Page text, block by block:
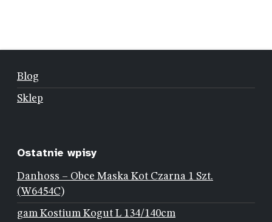
Blog
Sklep
Ostatnie wpisy
Danhoss – Obce Maska Kot Czarna 1 Szt.
(W6454C)
gam Kostium Kogut L 134/140cm